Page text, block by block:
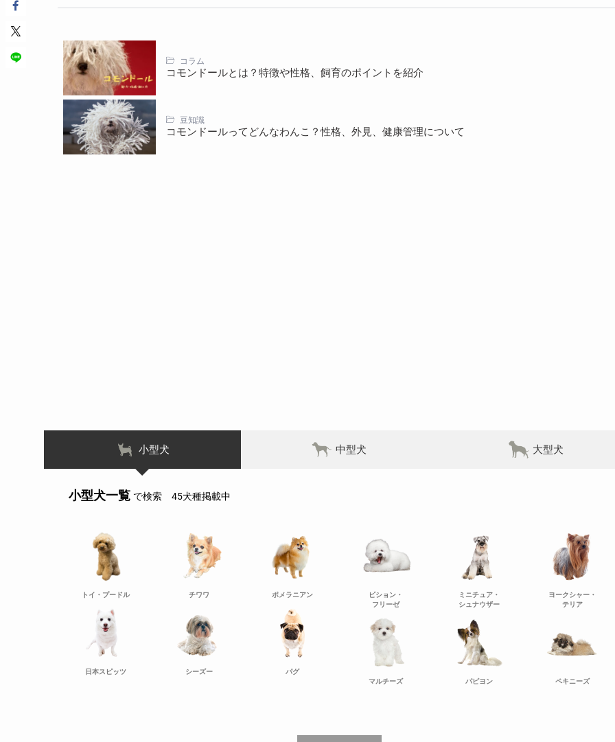
コラム
コモンドールとは？特徴や性格、飼育のポイントを紹介
豆知識
コモンドールってどんなわんこ？性格、外見、健康管理について
小型犬 中型犬 大型犬
小型犬一覧 で検索 45犬種掲載中
トイ・プードル
日本スピッツ
チワワ
シーズー
ポメラニアン
パグ
ビション・
フリーゼ
マルチーズ
ミニチュア・
シュナウザー
パピヨン
ヨークシャー・
テリア
ペキニーズ